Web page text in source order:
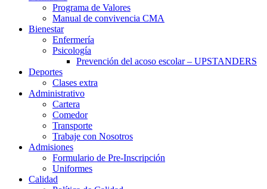
Programa de Valores
Manual de convivencia CMA
Bienestar
Enfermería
Psicología
Prevención del acoso escolar – UPSTANDERS
Deportes
Clases extra
Administrativo
Cartera
Comedor
Transporte
Trabaje con Nosotros
Admisiones
Formulario de Pre-Inscripción
Uniformes
Calidad